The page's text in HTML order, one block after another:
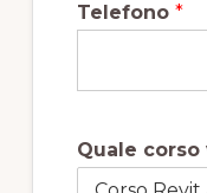
Telefono *
Quale